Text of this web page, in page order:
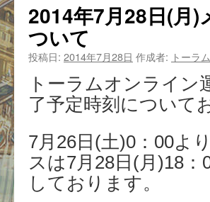
2014年7月28日(月)
ついて
投稿日: 2014年7月28日 作成者: トーラ
トーラムオンライ
了予定時刻について
7月26日(土)0：00よ
スは7月28日(月)18
しております。